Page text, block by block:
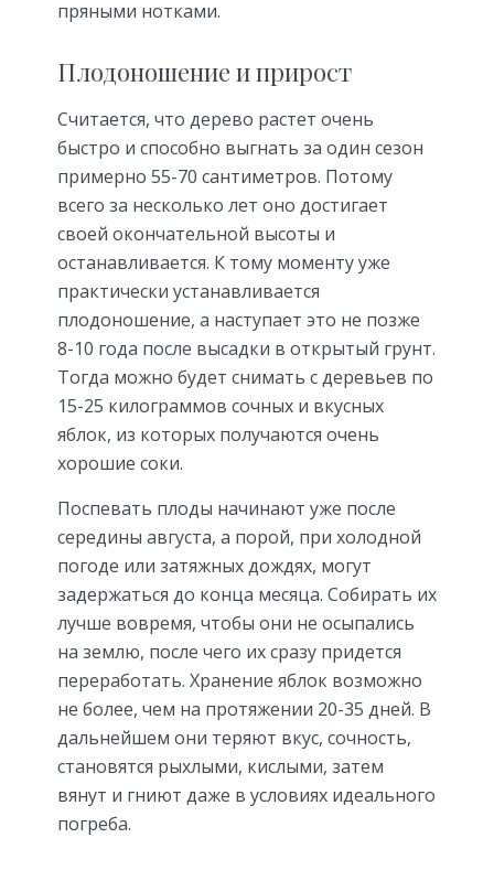
пряными нотками.
Плодоношение и прирост
Считается, что дерево растет очень
быстро и способно выгнать за один сезон
примерно 55-70 сантиметров. Потому
всего за несколько лет оно достигает
своей окончательной высоты и
останавливается. К тому моменту уже
практически устанавливается
плодоношение, а наступает это не позже
8-10 года после высадки в открытый грунт.
Тогда можно будет снимать с деревьев по
15-25 килограммов сочных и вкусных
яблок, из которых получаются очень
хорошие соки.
Поспевать плоды начинают уже после
середины августа, а порой, при холодной
погоде или затяжных дождях, могут
задержаться до конца месяца. Собирать их
лучше вовремя, чтобы они не осыпались
на землю, после чего их сразу придется
переработать. Хранение яблок возможно
не более, чем на протяжении 20-35 дней. В
дальнейшем они теряют вкус, сочность,
становятся рыхлыми, кислыми, затем
вянут и гниют даже в условиях идеального
погреба.